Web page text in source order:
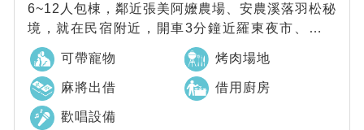
6~12人包棟，鄰近張美阿嬤農場、安農溪落羽松秘
境，就在民宿附近，開車3分鐘近羅東夜市、梅花
湖、清水地熱、九寮溪，往太平山的路上往...
可帶寵物 烤肉場地
麻將出借 借用廚房
歡唱設備